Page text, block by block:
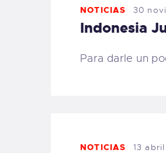
NOTICIAS 30
Indonesia
Para darle un
NOTICIAS 13